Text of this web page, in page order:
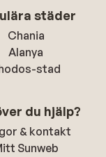
städer
Chania
Alanya
stad
du hjälp?
& kontakt
Sunweb